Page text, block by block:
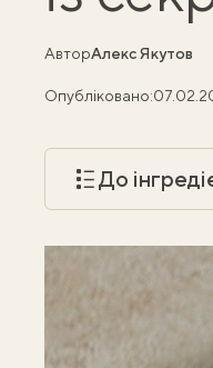
АвторАлекс Якутов
Опубліковано:
До